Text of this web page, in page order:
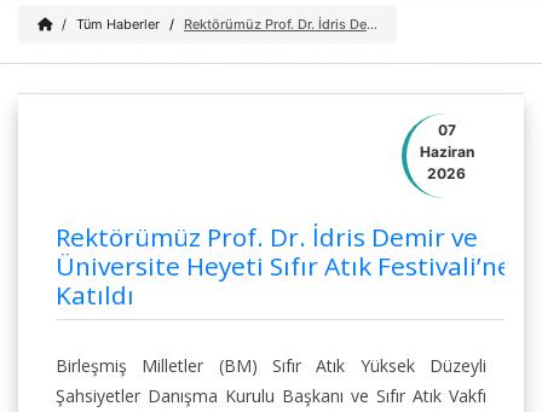
Tüm Haberler Rektörümüz Prof. Dr. İdris Demir ve Üniversite Heyeti Sıfır Atık Festivali’ne Katıldı
07
Haziran
2026
Rektörümüz Prof. Dr. İdris Demir ve
Üniversite Heyeti Sıfır Atık Festivali’ne
Katıldı
Birleşmiş Milletler (BM) Sıfır Atık Yüksek Düzeyli
Şahsiyetler Danışma Kurulu Başkanı ve Sıfır Atık Vakfı